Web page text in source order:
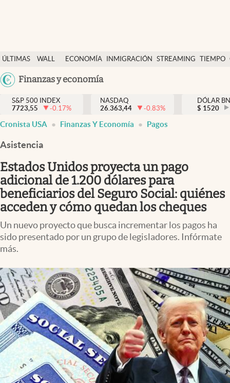
ÚLTIMAS
NOTICIAS
WALL
DÓLAR
ECONOMÍA INMIGRACIÓN STREAMING TIEMPO
México
Finanzas y economía
Finanzas y economía
Wall Street y dólar
Inmigración
Espiritual
Streaming
Lifestyle
S&P 500 INDEX
7723,55
-0.17%
NASDAQ
26.363,44
-0.83%
DÓLAR
$ 1520
Cronista USA Finanzas Y Economía Pagos
Asistencia
Estados Unidos proyecta un pago
adicional de 1.200 dólares para
beneficiarios del Seguro Social: quiénes
acceden y cómo quedan los cheques
Un nuevo proyecto que busca incrementar los pagos ha
sido presentado por un grupo de legisladores. Infórmate
más.